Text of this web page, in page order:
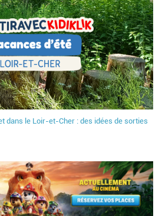
dans le Loir-et-Cher : des idées de sorties